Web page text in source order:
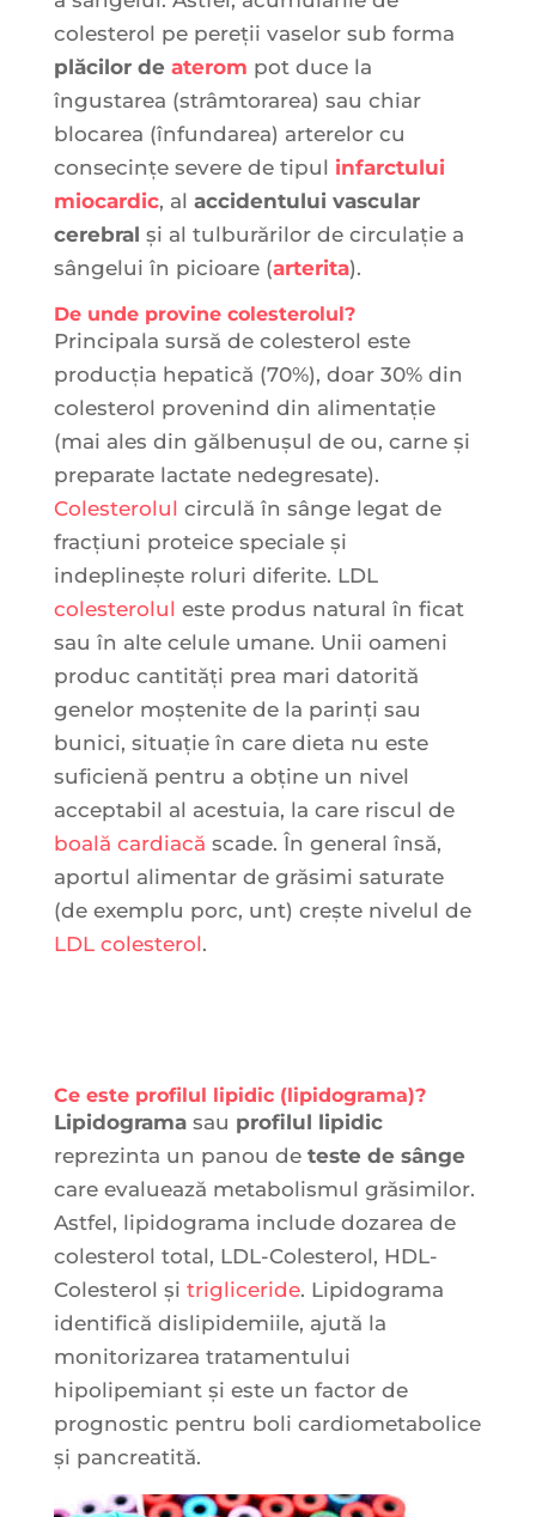
colesterol pe pereții vaselor sub forma
plăcilor de aterom pot duce la
îngustarea (strâmtorarea) sau chiar
blocarea (înfundarea) arterelor cu
consecințe severe de tipul infarctului
miocardic, al accidentului vascular
cerebral şi al tulburărilor de circulație a
sângelui în picioare (arterita).
De unde provine colesterolul?
Principala sursă de colesterol este
producţia hepatică (70%), doar 30% din
colesterol provenind din alimentaţie
(mai ales din gălbenuşul de ou, carne şi
preparate lactate nedegresate).
Colesterolul circulă în sânge legat de
fracțiuni proteice speciale și
indeplinește roluri diferite. LDL
colesterolul este produs natural în ficat
sau în alte celule umane. Unii oameni
produc cantități prea mari datorită
genelor moștenite de la parinți sau
bunici, situație în care dieta nu este
suficienă pentru a obține un nivel
acceptabil al acestuia, la care riscul de
boală cardiacă scade. În general însă,
aportul alimentar de grăsimi saturate
(de exemplu porc, unt) crește nivelul de
LDL colesterol.
Ce este profilul lipidic (lipidograma)?
Lipidogramasau profilul lipidic
reprezinta un panou de teste de sânge
care evaluează metabolismul grăsimilor.
Astfel, lipidograma include dozarea de
colesterol total, LDL-Colesterol, HDL-
Colesterol și trigliceride. Lipidograma
identifică dislipidemiile, ajută la
monitorizarea tratamentului
hipolipemiant și este un factor de
prognostic pentru boli cardiometabolice
și pancreatită.